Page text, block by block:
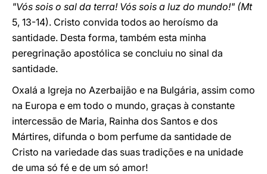
"Vós sois o sal da terra! Vós sois a luz do mundo!" (Mt
5, 13-14). Cristo convida todos ao heroísmo da
santidade. Desta forma, também esta minha
peregrinação apostólica se concluiu no sinal da
santidade.
Oxalá a Igreja no Azerbaijão e na Bulgária, assim como
na Europa e em todo o mundo, graças à constante
intercessão de Maria, Rainha dos Santos e dos
Mártires, difunda o bom perfume da santidade de
Cristo na variedade das suas tradições e na unidade
de uma só fé e de um só amor!